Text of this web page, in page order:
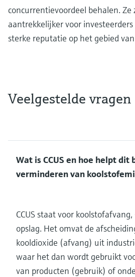
concurrentievoordeel behalen. Ze
aantrekkelijker voor
sterke reputatie op het gebied
Veelgestelde vragen
Wat is CCUS en hoe helpt dit
verminderen van
CCUS staat voor
opslag. Het omvat de
kooldioxide (afvang) uit
waar het dan wordt gebruikt
van producten (gebruik) of